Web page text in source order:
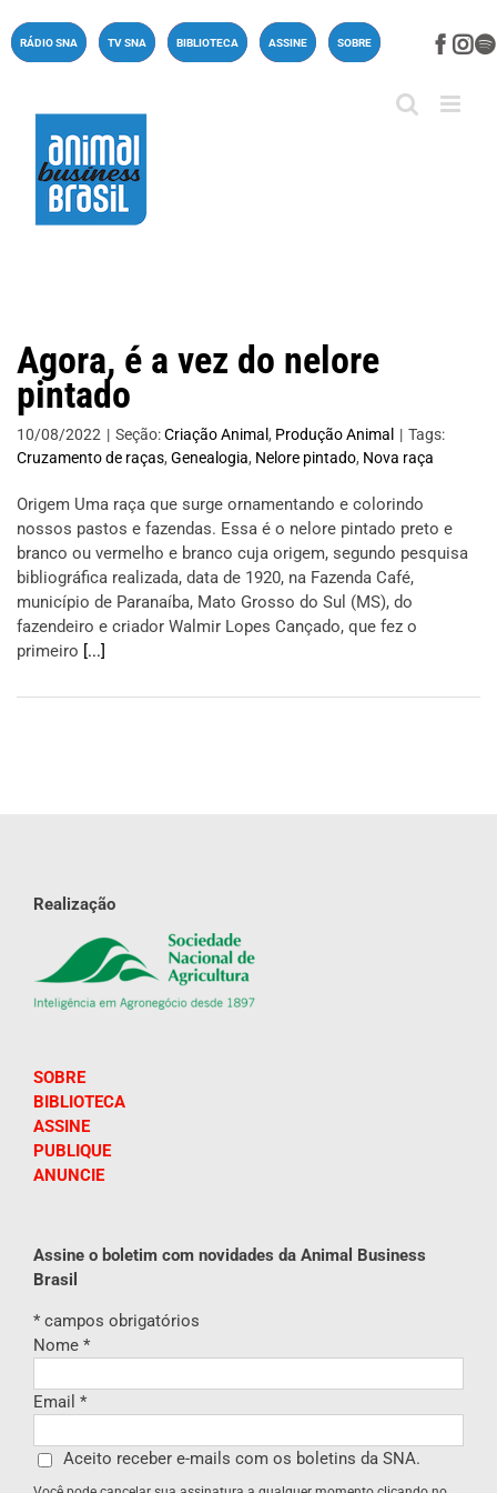
paraRÁDIO SNA TV SNA BIBLIOTECA ASSINE SOBRE
Agora, é a vez do nelore
pintado
10/08/2022 | Seção:Criação Animal , Produção Animal | Tags:
Cruzamento de raças, Genealogia, Nelore pintado, Nova raça
Origem Uma raça que surge ornamentando e colorindo
nossos pastos e fazendas. Essa é o nelore pintado preto e
branco ou vermelho e branco cuja origem, segundo pesquisa
bibliográfica realizada, data de 1920, na Fazenda Café,
município de Paranaíba, Mato Grosso do Sul (MS), do
fazendeiro e criador Walmir Lopes Cançado, que fez o
primeiro [...]
Realização
SOBRE
BIBLIOTECA
ASSINE
PUBLIQUE
ANUNCIE
Assine o boletim com novidades da Animal Business
Brasil
* campos obrigatórios
Nome *
Email *
Aceito receber e-mails com os boletins da SNA.